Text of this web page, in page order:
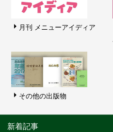
月刊 メニューアイディア
その他の出版物
新着記事